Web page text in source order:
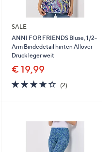
SALE
ANNI FOR FRIENDS Bluse, 1/2-
Arm Bindedetail hinten Allover-
Druck leger weit
€ 19,99
4.0
von
(2)2